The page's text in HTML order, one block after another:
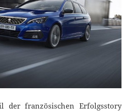
der französischen Erfolgsstory